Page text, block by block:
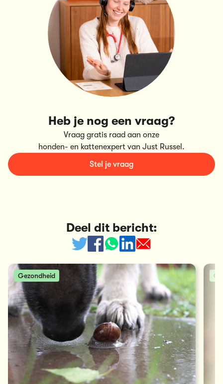
Heb je nog een vraag?
Vraag gratis raad aan onze
honden- en kattenexpert van Just Russel.
Stel je vraag
Deel dit bericht:
Gezondheid